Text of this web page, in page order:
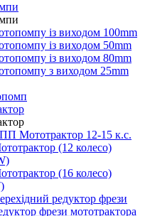
із виходом 100mm
із виходом 50mm
із виходом 80mm
з виходом 25mm
Мототрактор 12-15 к.с.
(12 колесо)
(16 колесо)
редуктор фрези
фрези мототрактора